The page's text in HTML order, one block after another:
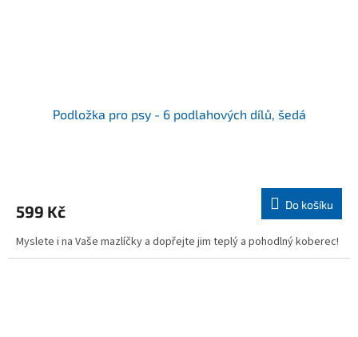
Podložka pro psy - 6 podlahových dílů, šedá
je
z
5
599 Kč Do košíku
Myslete i na Vaše mazlíčky a dopřejte jim teplý a pohodlný koberec!